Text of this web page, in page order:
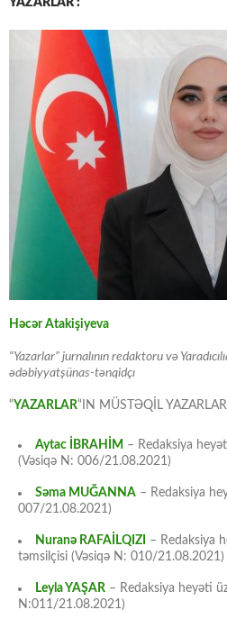
YAZARLAR :
Həcər Atakişiyeva
“Yazarlar” jurnalının redaktoru və
ədəbiyyatşünas-tənqidçı
“YAZARLAR“IN MÜSTƏQİL
Aytac İBRAHİM – Redaksiya
(Vəsiqə N: 006/21.08.2021)
Səma MUĞANNA – Redaksiya
007/21.08.2021)
Nuranə RAFAİLQIZI
– Redaksiya
təmsilçisi (Vəsiqə N: 010/21.08.2021)
Leyla YAŞAR – Redaksiya heyəti
N:011/21.08.2021)